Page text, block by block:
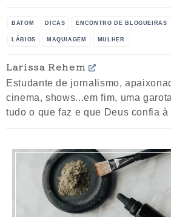
BATOM DICAS ENCONTRO DE BLOGUEIRAS
LÁBIOS MAQUIAGEM MULHER
Larissa Rehem
Estudante de jornalismo,
cinema, shows...em fim, uma
tudo o que faz e que Deus confia à